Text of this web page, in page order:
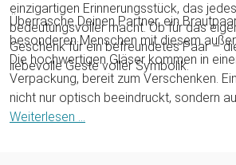
einzigartigen Erinnerungsstück, das
bedeutungsvoller macht. Ob für das
Geschenk für ein befreundetes Paar –
liebevolle Geste voller Symbolik.
Überrasche Deinen Partner, ein
besonderen Menschen mit diesem
Die hochwertigen Gläser kommen in
Verpackung, bereit zum Verschenken.
nicht nur optisch beeindruckt, sondern
berührt – für unvergessliche
Weiterlesen ...